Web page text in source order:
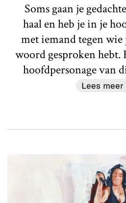
Soms gaan je
haal en heb je in je
met iemand tegen
woord gesproken
hoofdpersonage van
Lees meer